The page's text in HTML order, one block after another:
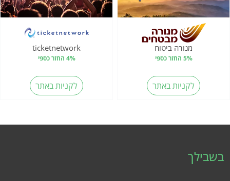
מנורה ביטוח
5% החזר כספי
לקניות באתר
ticketnetwork
4% החזר כספי
לקניות באתר
בשבילך